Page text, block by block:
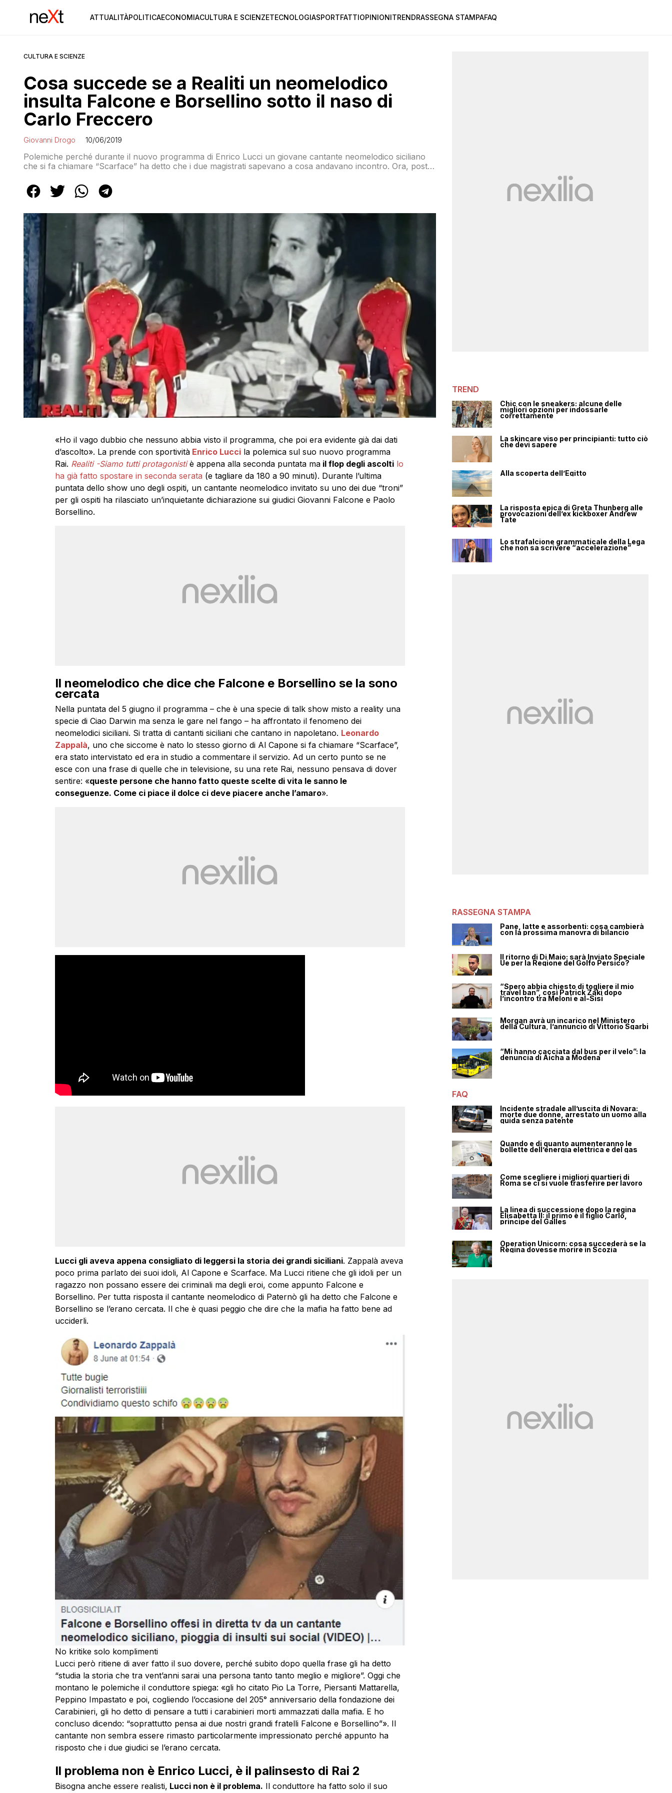
ATTUALITÀPOLITICAECONOMIACULTURA E SCIENZETECNOLOGIASPORTFATTIOPINIONITRENDRASSEGNA STAMPAFAQ
CULTURA E SCIENZE
Cosa succede se a Realiti un neomelodico
insulta Falcone e Borsellino sotto il naso di
Carlo Freccero
Giovanni Drogo 10/06/2019
Polemiche perché durante il nuovo programma di Enrico Lucci un giovane cantante neomelodico siciliano
che si fa chiamare “Scarface” ha detto che i due magistrati sapevano a cosa andavano incontro. Ora, posto
altro: i programmi di Freccero fanno tutti flop
«Ho il vago dubbio che nessuno abbia visto il programma, che poi era evidente già dai dati
d’ascolto». La prende con sportivitàEnrico Luccila polemica sul suo nuovo programma
Rai. Realiti -Siamo tutti protagonistiè appena alla seconda puntata mail flop degli ascolti lo
ha già fatto spostare in seconda serata (e tagliare da 180 a 90 minuti). Durante l’ultima
puntata dello show uno degli ospiti, un cantante neomelodico invitato su uno dei due “troni”
per gli ospiti ha rilasciato un’inquietante dichiarazione sui giudici Giovanni Falcone e Paolo
Borsellino.
Il neomelodico che dice che Falcone e Borsellino se la sono
cercata
Nella puntata del 5 giugno il programma – che è una specie di talk show misto a reality una
specie di Ciao Darwin ma senza le gare nel fango – ha affrontato il fenomeno dei
neomelodici siciliani. Si tratta di cantanti siciliani che cantano in napoletano. Leonardo
Zappalà, uno che siccome è nato lo stesso giorno di Al Capone si fa chiamare “Scarface”,
era stato intervistato ed era in studio a commentare il servizio. Ad un certo punto se ne
esce con una frase di quelle che in televisione, su una rete Rai, nessuno pensava di dover
sentire: «queste persone che hanno fatto queste scelte di vita le sanno le
conseguenze. Come ci piace il dolce ci deve piacere anche l’amaro».
Lucci gli aveva appena consigliato di leggersi la storia dei grandi siciliani. Zappalà aveva
poco prima parlato dei suoi idoli, Al Capone e Scarface. Ma Lucci ritiene che gli idoli per un
ragazzo non possano essere dei criminali ma degli eroi, come appunto Falcone e
Borsellino. Per tutta risposta il cantante neomelodico di Paternò gli ha detto che Falcone e
Borsellino se l’erano cercata. Il che è quasi peggio che dire che la mafia ha fatto bene ad
ucciderli.
No kritike solo komplimenti
Lucci però ritiene di aver fatto il suo dovere, perché subito dopo quella frase gli ha detto
“studia la storia che tra vent’anni sarai una persona tanto tanto meglio e migliore”. Oggi che
montano le polemiche il conduttore spiega: «gli ho citato Pio La Torre, Piersanti Mattarella,
Peppino Impastato e poi, cogliendo l’occasione del 205° anniversario della fondazione dei
Carabinieri, gli ho detto di pensare a tutti i carabinieri morti ammazzati dalla mafia. E ho
concluso dicendo: “soprattutto pensa ai due nostri grandi fratelli Falcone e Borsellino”». Il
cantante non sembra essere rimasto particolarmente impressionato perché appunto ha
risposto che i due giudici se l’erano cercata.
Il problema non è Enrico Lucci, è il palinsesto di Rai 2
Bisogna anche essere realisti, Lucci non è il problema. Il conduttore ha fatto solo il suo
TREND
Chic con le sneakers: alcune delle
migliori opzioni per indossarle
correttamente
La skincare viso per principianti: tutto ciò
che devi sapere
Alla scoperta dell’Egitto
La risposta epica di Greta Thunberg alle
provocazioni dell’ex kickboxer Andrew
Tate
Lo strafalcione grammaticale della Lega
che non sa scrivere “accelerazione”
RASSEGNA STAMPA
Pane, latte e assorbenti: cosa cambierà
con la prossima manovra di bilancio
Il ritorno di Di Maio: sarà Inviato Speciale
Ue per la Regione del Golfo Persico?
“Spero abbia chiesto di togliere il mio
travel ban”, così Patrick Zaki dopo
l’incontro tra Meloni e al-Sisi
Morgan avrà un incarico nel Ministero
della Cultura, l’annuncio di Vittorio Sgarbi
“Mi hanno cacciata dal bus per il velo”: la
denuncia di Aicha a Modena
FAQ
Incidente stradale all’uscita di Novara:
morte due donne, arrestato un uomo alla
guida senza patente
Quando e di quanto aumenteranno le
bollette dell’energia elettrica e del gas
Come scegliere i migliori quartieri di
Roma se ci si vuole trasferire per lavoro
La linea di successione dopo la regina
Elisabetta II: il primo è il figlio Carlo,
principe del Galles
Operation Unicorn: cosa succederà se la
Regina dovesse morire in Scozia